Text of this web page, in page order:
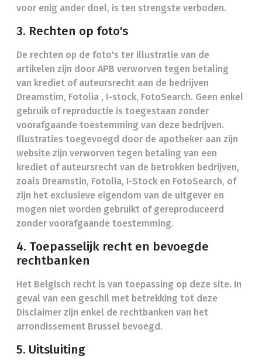
voor enig ander doel, is ten strengste verboden.
3. Rechten op foto's
De rechten op de foto's ter illustratie van de
artikelen zijn door APB verworven tegen betaling
van krediet of auteursrecht aan de bedrijven
Dreamstim, Fotolia , I-stock, FotoSearch. Geen enkel
gebruik of reproductie is toegestaan zonder
voorafgaande toestemming van deze bedrijven.
Illustraties toegevoegd door de apotheker aan zijn
website zijn verworven tegen betaling van een
krediet of auteursrecht van de betrokken bedrijven,
zoals Dreamstin, Fotolia, I-Stock en FotoSearch, of
zijn het exclusieve eigendom van de uitgever en
mogen niet worden gebruikt of gereproduceerd
zonder voorafgaande toestemming.
4. Toepasselijk recht en bevoegde
rechtbanken
Het Belgisch recht is van toepassing op deze site. In
geval van een geschil met betrekking tot deze
Disclaimer zijn enkel de rechtbanken van het
arrondissement Brussel bevoegd.
5. Uitsluiting